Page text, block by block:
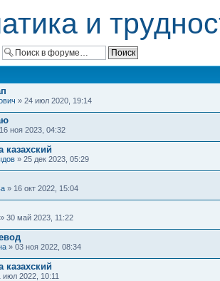
и
» 24 июл 2020, 19:14
ноя 2023, 04:32
казахский
» 25 дек 2023, 05:29
» 16 окт 2022, 15:04
» 30 май 2023, 11:22
» 03 ноя 2022, 08:34
казахский
июл 2022, 10:11